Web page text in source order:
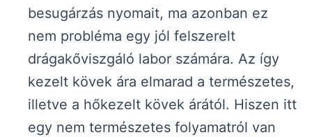
besugárzás nyomait, ma azonban ez
nem probléma egy jól felszerelt
drágakőviszgáló labor számára. Az így
kezelt kövek ára elmarad a természetes,
illetve a hőkezelt kövek árától. Hiszen itt
egy nem természetes folyamatról van